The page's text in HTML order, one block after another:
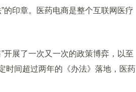
的印章。医药电商是整个互联网医疗
展了一次又一次的政策博弈，以至
时间超过两年的《办法》落地，医药